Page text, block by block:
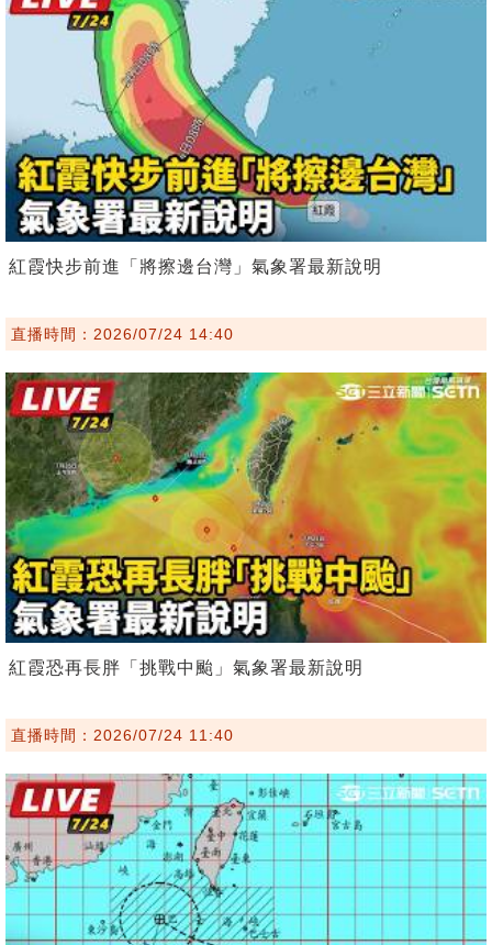
紅霞快步前進「將擦邊台灣」氣象署最新說明
直播時間：2026/07/24 14:40
紅霞恐再長胖「挑戰中颱」氣象署最新說明
直播時間：2026/07/24 11:40